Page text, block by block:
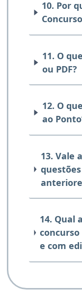
10. Por
11. O
ou PDF?
12. O
ao
13. Vale
14. Qual
e com